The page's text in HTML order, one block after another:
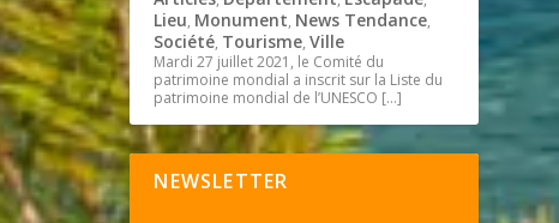
Lieu, Monument, News Tendance,
Société, Tourisme,Ville
Mardi 27 juillet 2021, le Comité du
patrimoine mondial a inscrit sur la Liste du
patrimoine mondial de l’UNESCO […]
NEWSLETTER